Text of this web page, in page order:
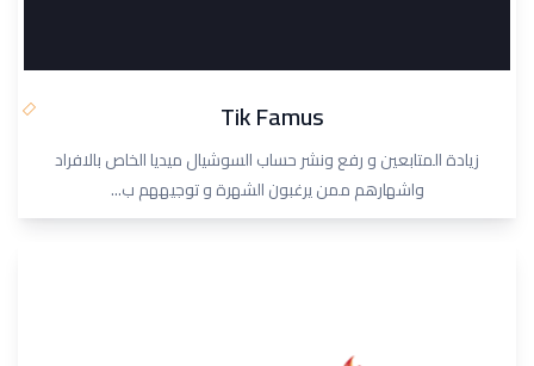
Tik Famus
زيادة المتابعين و رفع ونشر حساب السوشيال ميديا الخاص بالافراد
واشهارهم ممن يرغبون الشهرة و توجيههم ب...